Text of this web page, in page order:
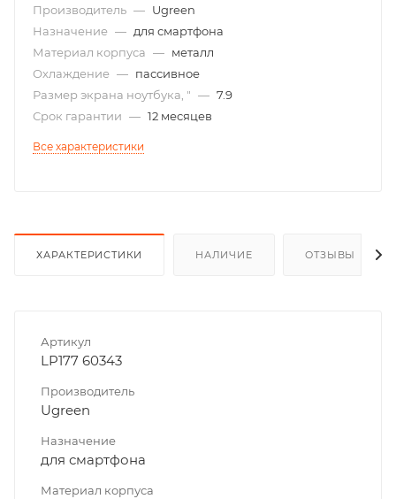
Производитель — Ugreen
Назначение — для смартфона
Материал корпуса — металл
Охлаждение — пассивное
Размер экрана ноутбука, " — 7.9
Срок гарантии — 12 месяцев
Все характеристики
ХАРАКТЕРИСТИКИ НАЛИЧИЕ ОТЗЫВЫ
Артикул
LP177 60343
Производитель
Ugreen
Назначение
для смартфона
Материал корпуса